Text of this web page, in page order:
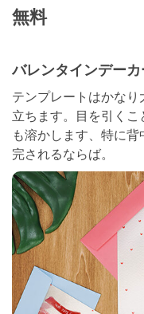
無料
テンプレートはかな
立ちます。目を引く
も溶かします、特に
完されるならば。